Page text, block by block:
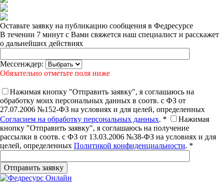
Оставьте заявку на публикацию сообщения в Федресурсе
В течении 7 минут с Вами свяжется наш специалист и расскажет
о дальнейших действиях
Мессенждер:
Обязательно отметьте поля ниже
Нажимая кнопку "Отправить заявку", я соглашаюсь на
обработку моих персональных данных в соотв. с ФЗ от
27.07.2006 №152-ФЗ на условиях и для целей, определенных
Согласием на обработку персональных данных. *
Нажимая
кнопку "Отправить заявку", я соглашаюсь на получение
рассылки в соотв. с ФЗ от 13.03.2006 №38-ФЗ на условиях и для
целей, определенных Политикой конфиденциальности. *